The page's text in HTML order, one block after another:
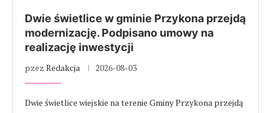
Dwie świetlice w gminie Przykona przejdą
modernizację. Podpisano umowy na
realizację inwestycji
pzez Redakcja 2026-08-03
Dwie świetlice wiejskie na terenie Gminy Przykona przejdą